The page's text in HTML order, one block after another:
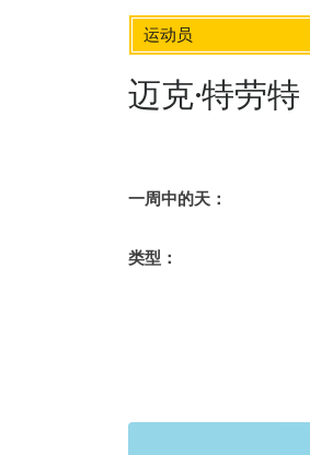
运动员
迈克·特劳
一周中的天：
类型：